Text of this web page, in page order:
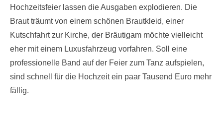
Hochzeitsfeier lassen die Ausgaben explodieren. Die
Braut träumt von einem schönen Brautkleid, einer
Kutschfahrt zur Kirche, der Bräutigam möchte vielleicht
eher mit einem Luxusfahrzeug vorfahren. Soll eine
professionelle Band auf der Feier zum Tanz aufspielen,
sind schnell für die Hochzeit ein paar Tausend Euro mehr
fällig.